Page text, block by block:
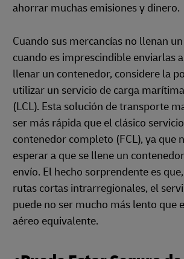
ahorrar muchas emisiones y dinero.
Cuando sus mercancías no llenan
cuando es imprescindible enviarlas
llenar un contenedor, considere la
utilizar un servicio de carga
(LCL). Esta solución de transporte
ser más rápida que el clásico
contenedor completo (FCL), ya que
esperar a que se llene un
envío. El hecho sorprendente es
rutas cortas intrarregionales, el
puede no ser mucho más lento que
aéreo equivalente.